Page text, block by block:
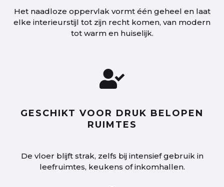
Het naadloze oppervlak vormt één geheel en laat
elke interieurstijl tot zijn recht komen, van modern
tot warm en huiselijk.

GESCHIKT VOOR DRUK BELOPEN
RUIMTES
De vloer blijft strak, zelfs bij intensief gebruik in
leefruimtes, keukens of inkomhallen.